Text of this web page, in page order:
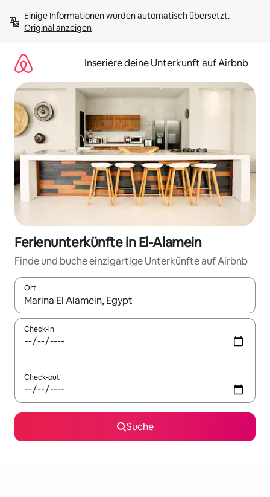
Inhalten
springenOriginal anzeigen
Inseriere deine Unterkunft auf Airbnb
Ferienunterkünfte in El-Alamein
Finde und buche einzigartige Unterkünfte auf Airbnb
Ort
Wenn Ergebnisse verfügbar sind, navigiere mit den
Check-in
Check-out
Suche